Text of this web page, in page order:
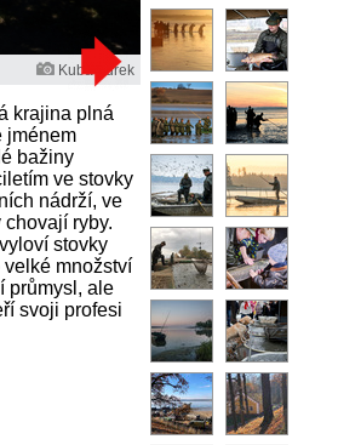
Kuba Turek
krajina plná
jménem
bažiny
ve stovky
nádrží, ve
chovají ryby.
stovky
velké množství
průmysl, ale
svoji profesi